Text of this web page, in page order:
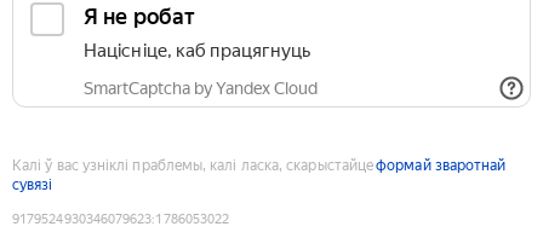
Я не робат
Націсніце, каб працягнуць
SmartCaptcha by Yandex Cloud
Калі ў вас узніклі праблемы, калі ласка, скарыстайцеформай зваротнай
сувязі
9179524930346079623:1786053022